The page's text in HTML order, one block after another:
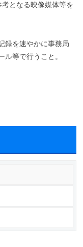
考となる映像媒体等を
録を速やかに事務局
等で行うこと。